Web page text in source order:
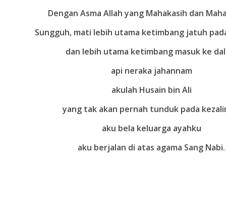
Dengan Asma Allah yang Mahakasih dan
Sungguh, mati lebih utama ketimbang jatuh
dan lebih utama ketimbang masuk ke
api neraka jahannam
akulah Husain bin Ali
yang tak akan pernah tunduk pada
aku bela keluarga ayahku
aku berjalan di atas agama Sang Nabi.